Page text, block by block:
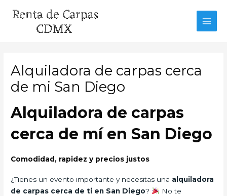
Alquiladora de carpas cerca
de mi San Diego
Alquiladora de carpas
cerca de mí en San Diego
Comodidad, rapidez y precios justos
¿Tienes un evento importante y necesitas una alquiladora
de carpas cerca de ti en San Diego?
No te